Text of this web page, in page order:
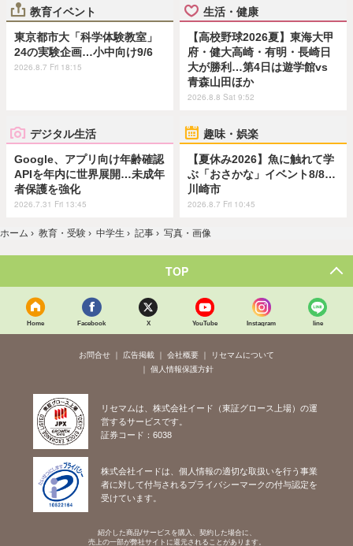
教育イベント
東京都市大「科学体験教室」
24の実験企画…小中向け9/6
2026.8.7 Fri 18:15
生活・健康
【高校野球2026夏】東海大甲
府・健大高崎・有明・長崎日
大が勝利…第4日は遊学館vs
青森山田ほか
2026.8.8 Sat 9:52
デジタル生活
Google、アプリ向け年齢確認
APIを年内に世界展開…未成年
者保護を強化
2026.7.31 Fri 13:45
趣味・娯楽
【夏休み2026】魚に触れて学
ぶ「おさかな」イベント8/8…
川崎市
2026.8.7 Fri 10:45
ホーム › 教育・受験 › 中学生 › 記事 › 写真・画像
TOP
Home Facebook X YouTube Instagram line
お問合せ 広告掲載 会社概要
リセマムについて
個人情報保護方針
リセマムは、株式会社イード（東証グロース上場）の運
営するサービスです。
証券コード：6038
株式会社イードは、個人情報の適切な取扱いを行う事業
者に対して付与されるプライバシーマークの付与認定を
受けています。
紹介した商品/サービスを購入、契約した場合に、
売上の一部が弊社サイトに還元されることがあります。